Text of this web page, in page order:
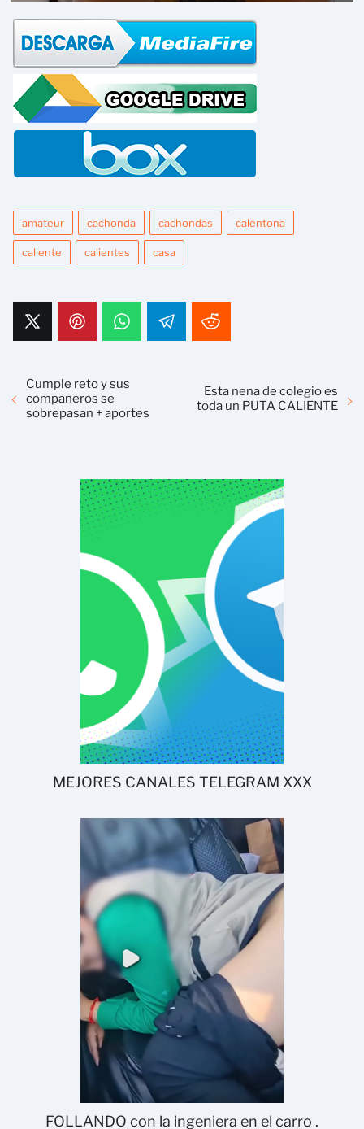
amateur cachonda cachondas calentona
caliente calientes casa
Cumple reto y sus
compañeros se
sobrepasan + aportes
Esta nena de colegio es
toda un PUTA CALIENTE
MEJORES CANALES TELEGRAM XXX
FOLLANDO con la ingeniera en el carro .